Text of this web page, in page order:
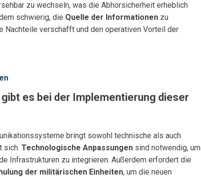
zu wechseln, was die Abhörsicherheit erheblich
schwierig, die Quelle der Informationen zu
Nachteile verschafft und den operativen Vorteil der
es bei der Implementierung dieser
bringt sowohl technische als auch
sich. Technologische Anpassungen sind notwendig, um
Infrastrukturen zu integrieren. Außerdem erfordert die
der militärischen Einheiten, um die neuen